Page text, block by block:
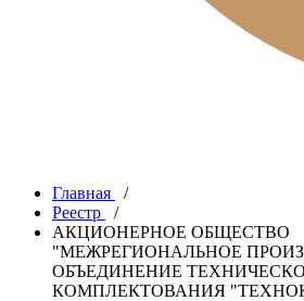
Главная
/
Реестр
/
АКЦИОНЕРНОЕ ОБЩЕСТВО
"МЕЖРЕГИОНАЛЬНОЕ
ОБЪЕДИНЕНИЕ
КОМПЛЕКТОВАНИЯ